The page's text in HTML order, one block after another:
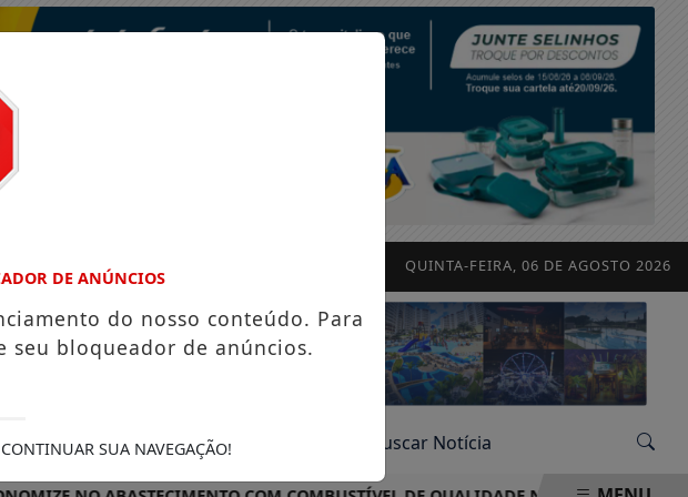
QUINTA-FEIRA, 06 DE AGOSTO 2026
DE ANÚNCIOS
do nosso conteúdo. Para
bloqueador de anúncios.
SUA NAVEGAÇÃO!